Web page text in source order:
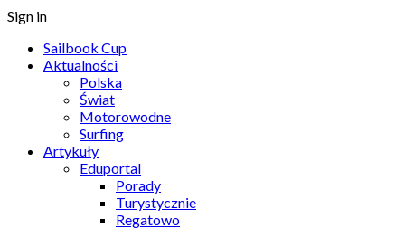
Sign in
Sailbook Cup
Aktualności
Polska
Świat
Motorowodne
Surfing
Artykuły
Eduportal
Porady
Turystycznie
Regatowo